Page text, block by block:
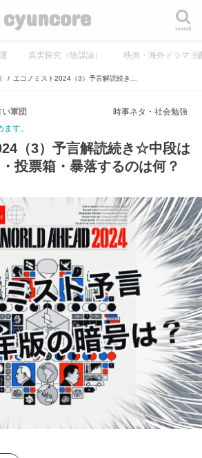
cyuncore search
真実探究（陰謀論） 映画・海外ドラマ・
時事ネタ・社会勉強
い軍団
す。
（3）予言解読続き☆中段は
投票箱・暴落するのは何？